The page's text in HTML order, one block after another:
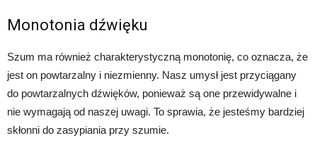
Monotonia dźwięku
Szum ma również charakterystyczną monotonię, co oznacza, że
jest on powtarzalny i niezmienny. Nasz umysł jest przyciągany
do powtarzalnych dźwięków, ponieważ są one przewidywalne i
nie wymagają od naszej uwagi. To sprawia, że jesteśmy bardziej
skłonni do zasypiania przy szumie.